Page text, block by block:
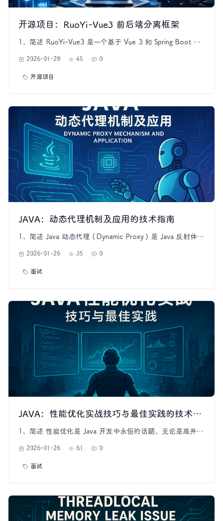
开源项目：RuoYi-Vue3 前后端分离框架
1、简述 RuoYi-Vue3 是一个基于 Vue 3 和 Spring Boot 的
代前端技术与成熟的后端框架，为企业级开发提供了一套完
Vite、Element Plus 等），后
2026-01-28 45 0
开源项目
JAVA：动态代理机制及应用的技术指南
1、简述 Java 动态代理（Dynamic Proxy）是 Java 反射体系
需在编译期就定义代理逻辑。动态代理广泛应用于
ORM 框架、监控埋点、权限控制等领域。
2026-01-26 35 0
面试
JAVA：性能优化实战技巧与最佳实践的技术指南
1、简述 性能优化是 Java 开发中永恒的话题，无论是高并发
统性、可验证的性能调优方法。本文从 JVM、代码层、集合
能优化实战技巧，并给出完整可运行的实践示例。 性能优化
2026-01-26 61 0
面试